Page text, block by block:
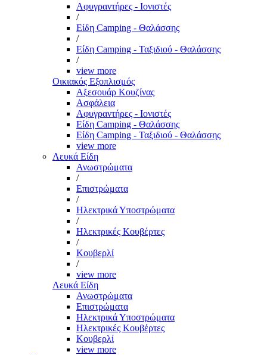
Αφυγραντήρες - Ιονιστές
/
Είδη Camping - Θαλάσσης
/
Είδη Camping - Ταξιδιού - Θαλάσσης
/
view more
Οικιακός Εξοπλισμός
Αξεσουάρ Κουζίνας
Ασφάλεια
Αφυγραντήρες - Ιονιστές
Είδη Camping - Θαλάσσης
Είδη Camping - Ταξιδιού - Θαλάσσης
view more
Λευκά Είδη
Ανωστρώματα
/
Επιστρώματα
/
Ηλεκτρικά Υποστρώματα
/
Ηλεκτρικές Κουβέρτες
/
Κουβερλί
/
view more
Λευκά Είδη
Ανωστρώματα
Επιστρώματα
Ηλεκτρικά Υποστρώματα
Ηλεκτρικές Κουβέρτες
Κουβερλί
view more